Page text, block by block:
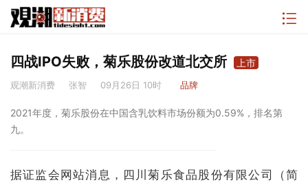
四战IPO失败，菊乐股份改道北交所 上市
观潮新消费 张智 09月26日 10时 品牌
2021年度，菊乐股份在中国含乳饮料市场份额为0.59%，排名第
九。
据证监会网站消息，四川菊乐食品股份有限公司（简